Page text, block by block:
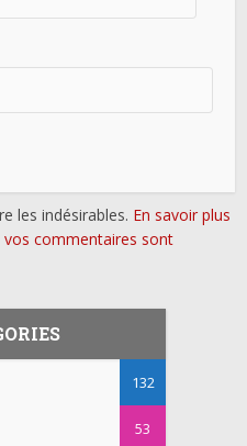
les indésirables. En savoir plus
commentaires sont
132
53